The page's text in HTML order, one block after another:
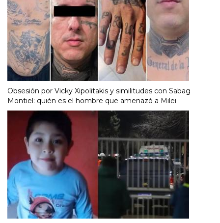
Obsesión por Vicky Xipolitakis y similitudes con Sabag
Montiel: quién es el hombre que amenazó a Milei